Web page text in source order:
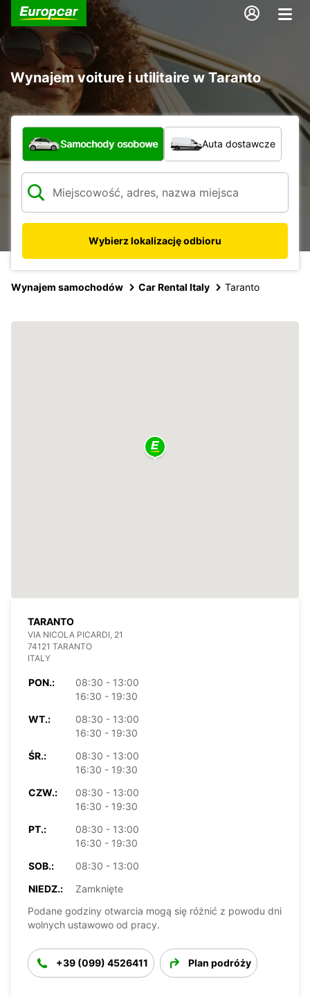
Wynajem voiture i utilitaire w Taranto
Jaki typ pojazdu?
Samochody osobowe Auta dostawcze
Wybierz lokalizację odbioru
Wynajem samochodów Car Rental Italy Taranto
TARANTO
VIA NICOLA PICARDI, 21
74121 TARANTO
ITALY
PON.:
08:30 - 13:00
16:30 - 19:30
WT.:
08:30 - 13:00
16:30 - 19:30
ŚR.:
08:30 - 13:00
16:30 - 19:30
CZW.:
08:30 - 13:00
16:30 - 19:30
PT.:
08:30 - 13:00
16:30 - 19:30
SOB.:
08:30 - 13:00
NIEDZ.:
Zamknięte
Podane godziny otwarcia mogą się różnić z powodu dni
wolnych ustawowo od pracy.
+39 (099) 4526411 Plan podróży